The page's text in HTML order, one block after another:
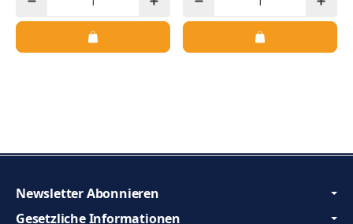
Gesetzliche Informationen
Newsletter Abonnieren